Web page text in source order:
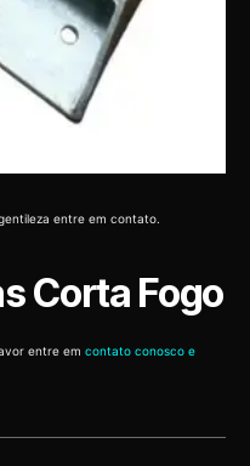
entre em contato.
Corta Fogo
entre em contato conosco e